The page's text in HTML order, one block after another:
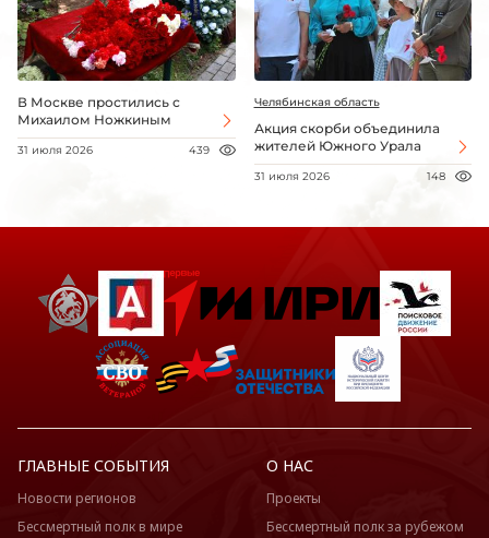
В Москве простились с
Михаилом Ножкиным
31 июля 2026 439
Челябинская область
Акция скорби объединила
жителей Южного Урала
31 июля 2026 148
ГЛАВНЫЕ СОБЫТИЯ
Новости регионов
Бессмертный полк в мире
О НАС
Проекты
Бессмертный полк за рубежом